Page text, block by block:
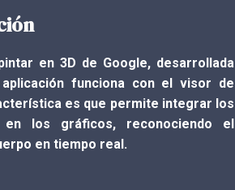
en 3D de Google, desarrollada
funciona con el visor de
es que permite integrar los
los gráficos, reconociendo el
en tiempo real.